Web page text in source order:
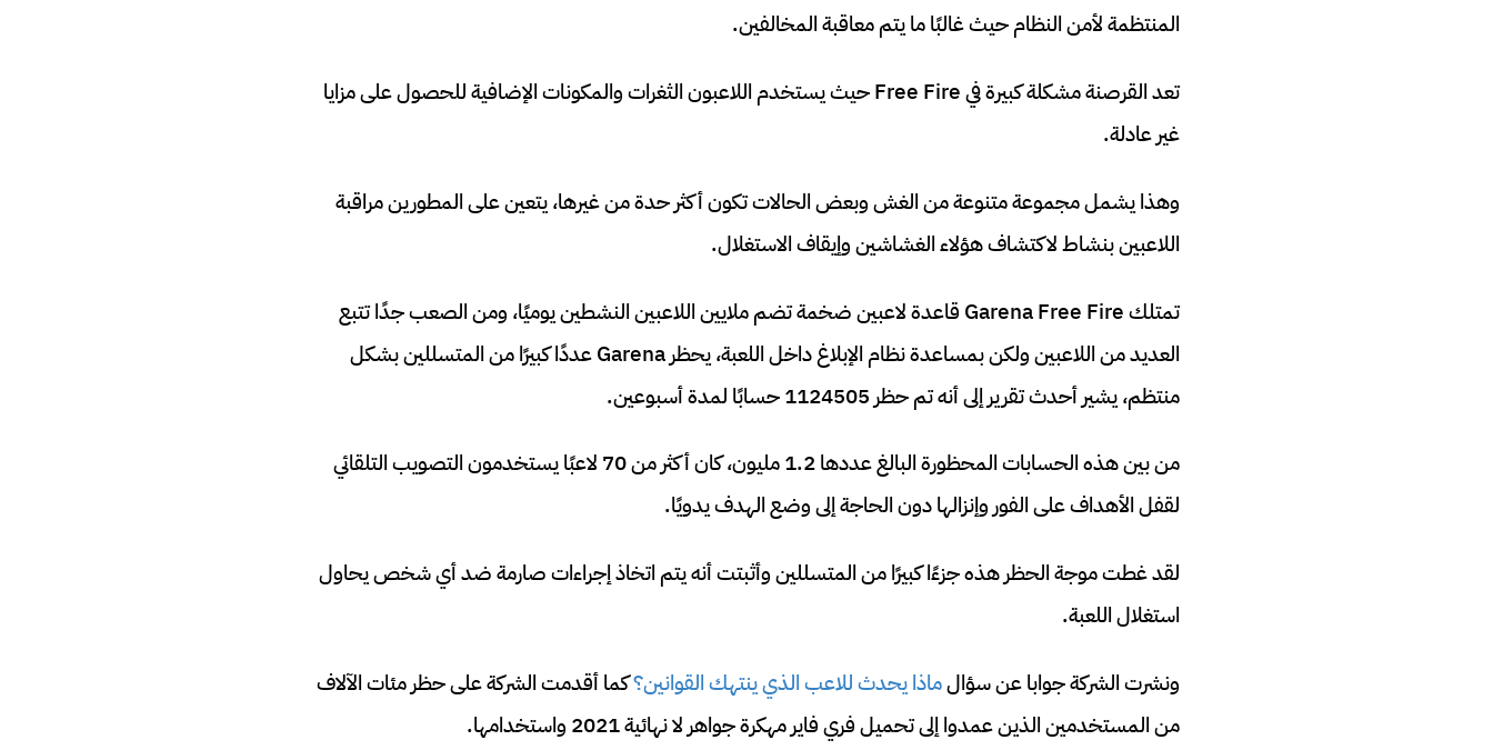
المنتظمة لأمن النظام حيث غالبًا ما يتم معاقبة المخالفين.
تعد القرصنة مشكلة كبيرة في Free Fire حيث يستخدم اللاعبون الثغرات والمكونات الإضافية للحصول على مزايا
غير عادلة.
وهذا يشمل مجموعة متنوعة من الغش وبعض الحالات تكون أكثر حدة من غيرها، يتعين على المطورين مراقبة
اللاعبين بنشاط لاكتشاف هؤلاء الغشاشين وإيقاف الاستغلال.
تمتلك Garena Free Fire قاعدة لاعبين ضخمة تضم ملايين اللاعبين النشطين يوميًا، ومن الصعب جدًا تتبع
العديد من اللاعبين ولكن بمساعدة نظام الإبلاغ داخل اللعبة، يحظر Garena عددًا كبيرًا من المتسللين بشكل
منتظم، يشير أحدث تقرير إلى أنه تم حظر 1124505 حسابًا لمدة أسبوعين.
من بين هذه الحسابات المحظورة البالغ عددها 1.2 مليون، كان أكثر من 70 لاعبًا يستخدمون التصويب التلقائي
لقفل الأهداف على الفور وإنزالها دون الحاجة إلى وضع الهدف يدويًا.
لقد غطت موجة الحظر هذه جزءًا كبيرًا من المتسللين وأثبتت أنه يتم اتخاذ إجراءات صارمة ضد أي شخص يحاول
استغلال اللعبة.
ونشرت الشركة جوابا عن سؤالماذا يحدث للاعب الذي ينتهك القوانين؟كما أقدمت الشركة على حظر مئات الآلاف
من المستخدمين الذين عمدوا إلى تحميل فري فاير مهكرة جواهر لا نهائية 2021 واستخدامها.